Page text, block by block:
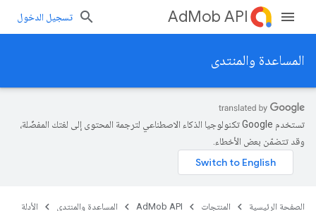
AdMob API تسجيل الدخول
المساعدة والمنتدى
تستخدم Google تكنولوجيا الذكاء الاصطناعي لترجمة المحتوى إلى لغتك المفضّلة،
وقد تتضمّن بعض الأخطاء.
الصفحة الرئيسية المنتجات AdMob API المساعدة والمنتدى الأدلة